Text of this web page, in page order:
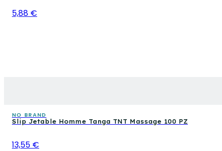
5,88 €
NO BRAND
Slip Jetable Homme Tanga TNT Massage 100 PZ
13,55 €